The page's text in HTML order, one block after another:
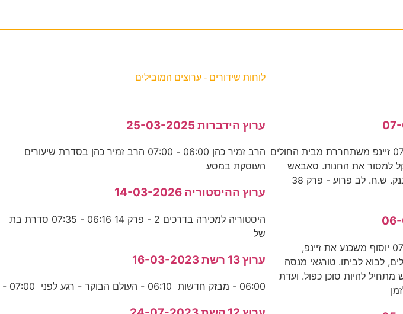
לב פרוע - פרק 37 06:38 - 07:26 זיינפ משתחררת מבית החולים
למסור את החנות. סאבאש
מנסה לחקור את שחיתות טרנסבנק. ש.ח. לב פרוע - פרק 38
לב פרוע - פרק 40 06:50 - 07:44 יוסוף משכנע את זיינפ,
לבוא לביתו. טורגאי מנסה
להיות סוכן כפול. ועדת
לוחות שידורים - ערוצים המובילים
ערוץ הידברות 25-03-2025
הרב זמיר כהן 06:00 - 07:00 הרב זמיר כהן בסדרת שיעורים
העוסקת במסע
ערוץ ההיסטוריה 14-03-2026
היסטוריה למכירה בדרכים 2 - פרק 14 06:16 - 07:35 סדרת בת
של
ערוץ 13 רשת 16-03-2023
06:00 - מבזק חדשות 06:10 - העולם הבוקר - רגע לפני 07:00 -